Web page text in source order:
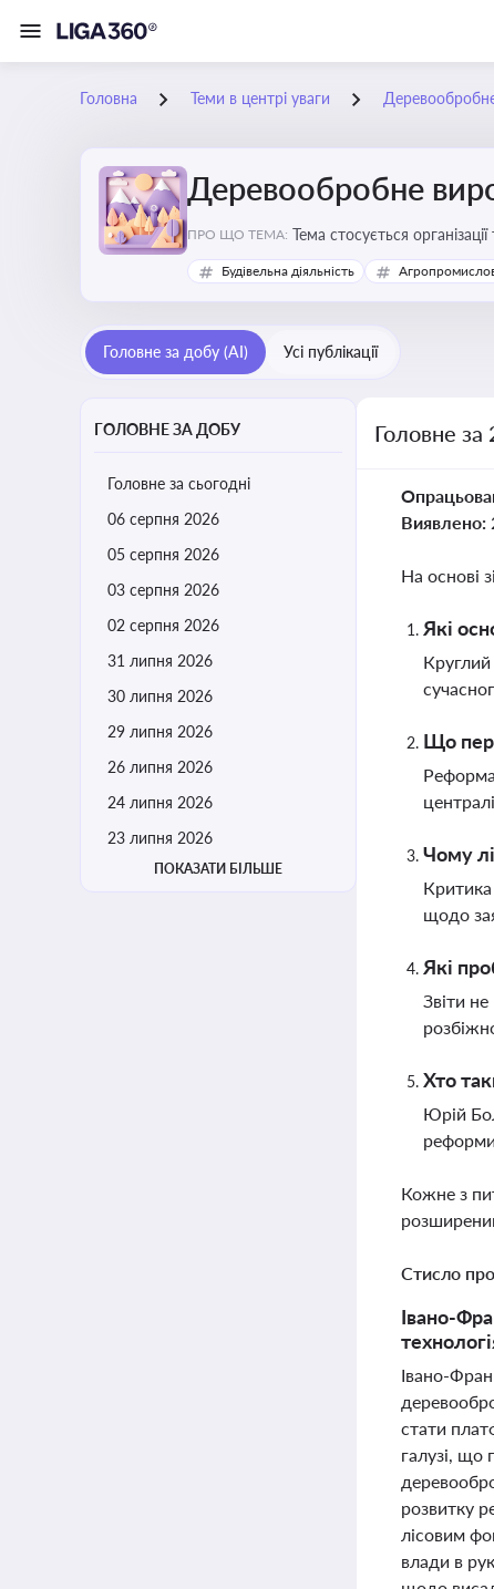
Головна Теми в центрі уваги
Деревообробне
ПРО ЩО ТЕМА: Тема стосується
деревообробних
Будівельна діяльність
Головне за добу (AI) Усі публікації
ГОЛОВНЕ ЗА ДОБУ
Головне за сьогодні
06 серпня 2026
05 серпня 2026
03 серпня 2026
02 серпня 2026
31 липня 2026
30 липня 2026
29 липня 2026
26 липня 2026
24 липня 2026
23 липня 2026
ПОКАЗАТИ БІЛЬШЕ
Головне
Виявлено:
На основі
Які
Що
Реформа
Чому
Критика
щодо
Які
Звіти
Хто
Юрій
Кожне з
Стисло
Івано-
Івано-
стати
галузі, що
розвитку
лісовим
влади в